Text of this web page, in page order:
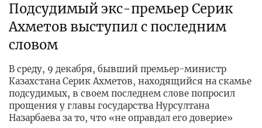
Подсудимый экс-премьер Серик
Ахметов выступил с последним
словом
В среду, 9 декабря, бывший премьер-министр
Казахстана Серик Ахметов, находящийся на скамье
подсудимых, в своем последнем слове попросил
прощения у главы государства Нурсултана
Назарбаева за то, что «не оправдал его доверие»